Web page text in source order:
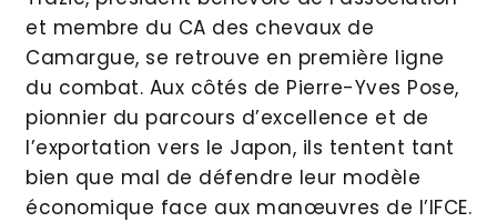
et membre du CA des chevaux de
Camargue, se retrouve en première ligne
du combat. Aux côtés de Pierre-Yves Pose,
pionnier du parcours d’excellence et de
l’exportation vers le Japon, ils tentent tant
bien que mal de défendre leur modèle
économique face aux manœuvres de l’IFCE.